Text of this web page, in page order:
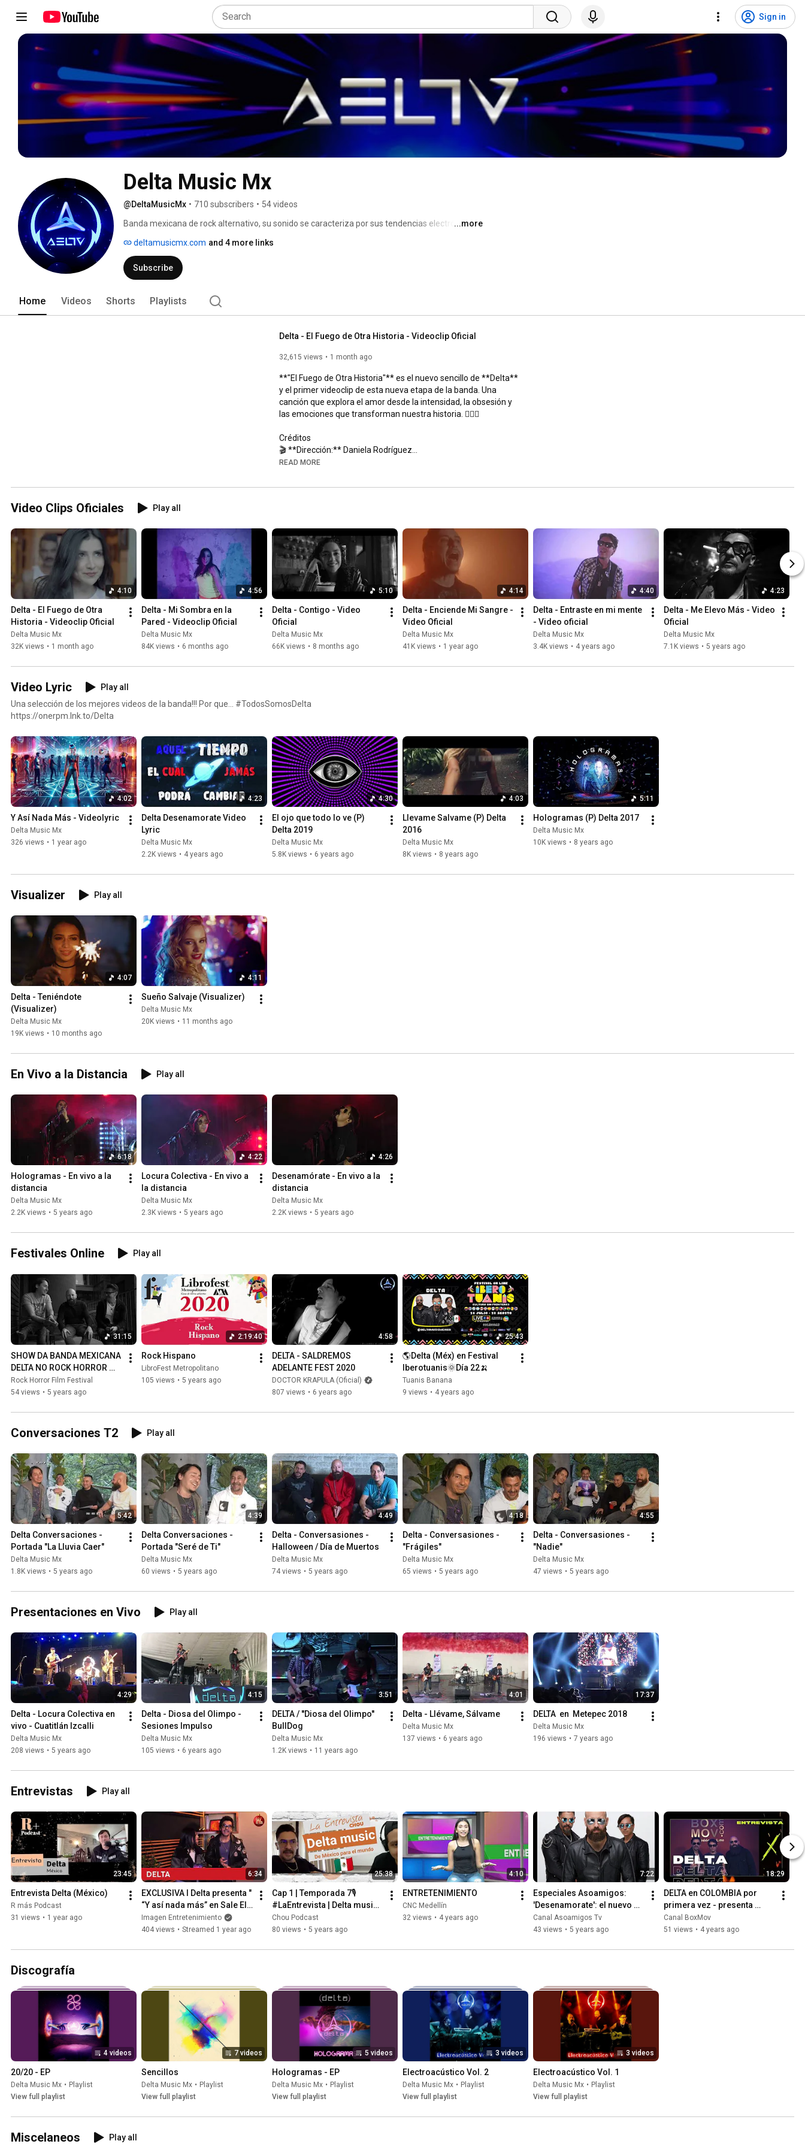
Sign in
Delta Music Mx
@DeltaMusicMx • 710 subscribers • 54 videos
Banda mexicana de rock alternativo, su sonido se caracteriza por sus tendencias electrónicas y
...more
deltamusicmx.com and 4 more links
Subscribe
Home Videos Shorts Playlists
Delta - El Fuego de Otra Historia - Videoclip Oficial
32,615 views 1 month ago
**"El Fuego de Otra Historia"** es el nuevo sencillo de **Delta**
y el primer videoclip de esta nueva etapa de la banda. Una
canción que explora el amor desde la intensidad, la obsesión y
las emociones que transforman nuestra historia. ❤️‍🔥🎸
Créditos
🎬 **Dirección:** Daniela Rodríguez
📸 **Dirección de Fotografía:** Black Halo Photography
💃 **Actuación:** Steicy Suárez y Juan Carlos Tavera
lanzamientos.
Déjanos en los comentarios qué fue lo que más te gustó del
videoclip y cuál es tu escena favorita. 🤘🔥
---
Sigue a Delta
📸 Instagram: @deltamusicmexico
📘 Facebook: @deltamusicmx
🎵 TikTok: @deltamusicmexico
🎧 Spotify:
https://open.spotify.com/intl-es/arti...
#Delta#ElFuegoDeOtraHistoria#VideoclipOficial
READ MORE
Video Clips Oficiales Play all
4:10
Delta - El Fuego de Otra
Historia - Videoclip Oficial
Delta Music Mx
32K views • 1 month ago
4:56
Delta - Mi Sombra en la
Pared - Videoclip Oficial
Delta Music Mx
84K views • 6 months ago
5:10
Delta - Contigo - Video
Oficial
Delta Music Mx
66K views • 8 months ago
4:14
Delta - Enciende Mi Sangre -
Video Oficial
Delta Music Mx
41K views • 1 year ago
4:40
Delta - Entraste en mi mente
- Video oficial
Delta Music Mx
3.4K views • 4 years ago
4:23
Delta - Me Elevo Más - Video
Oficial
Delta Music Mx
7.1K views • 5 years ago
Video Lyric
Play all
Una selección de los mejores videos de la banda!!! Por que... #TodosSomosDelta
https://onerpm.lnk.to/Delta
4:02
Y Así Nada Más - Videolyric
Delta Music Mx
326 views • 1 year ago
4:23
Delta Desenamorate Video
Lyric
Delta Music Mx
2.2K views • 4 years ago
4:30
El ojo que todo lo ve (P)
Delta 2019
Delta Music Mx
5.8K views • 6 years ago
4:03
Llevame Salvame (P) Delta
2016
Delta Music Mx
8K views • 8 years ago
5:11
Hologramas (P) Delta 2017
Delta Music Mx
10K views • 8 years ago
Visualizer Play all
4:07
Delta - Teniéndote
(Visualizer)
Delta Music Mx
19K views • 10 months ago
4:11
Sueño Salvaje (Visualizer)
Delta Music Mx
20K views • 11 months ago
En Vivo a la Distancia Play all
6:18
Hologramas - En vivo a la
distancia
Delta Music Mx
2.2K views • 5 years ago
4:22
Locura Colectiva - En vivo a
la distancia
Delta Music Mx
2.3K views • 5 years ago
4:26
Desenamórate - En vivo a la
distancia
Delta Music Mx
2.2K views • 5 years ago
Festivales Online Play all
31:15
SHOW DA BANDA MEXICANA
DELTA NO ROCK HORROR
FILM FESTIVAL 2020
Rock Horror Film Festival
54 views • 5 years ago
2:19:40
Rock Hispano
LibroFest Metropolitano
105 views • 5 years ago
4:58
DELTA - SALDREMOS
ADELANTE FEST 2020
DOCTOR KRAPULA (Oficial)
807 views • 6 years ago
25:43
🌎Delta (Méx) en Festival
Iberotuanis🌞Día 22🍌
Tuanis Banana
9 views • 4 years ago
Conversaciones T2 Play all
5:42
Delta Conversaciones -
Portada "La Lluvia Caer"
Delta Music Mx
1.8K views • 5 years ago
4:39
Delta Conversaciones -
Portada "Seré de Ti"
Delta Music Mx
60 views • 5 years ago
4:49
Delta - Conversasiones -
Halloween / Día de Muertos
Delta Music Mx
74 views • 5 years ago
4:18
Delta - Conversasiones -
"Frágiles"
Delta Music Mx
65 views • 5 years ago
4:55
Delta - Conversasiones -
"Nadie"
Delta Music Mx
47 views • 5 years ago
Presentaciones en Vivo Play all
4:29
Delta - Locura Colectiva en
vivo - Cuatitlán Izcalli
Delta Music Mx
208 views • 5 years ago
4:15
Delta - Diosa del Olimpo -
Sesiones Impulso
Delta Music Mx
105 views • 6 years ago
3:51
DELTA / ''Diosa del Olimpo''
BullDog
Delta Music Mx
1.2K views • 11 years ago
4:01
Delta - Llévame, Sálvame
Delta Music Mx
137 views • 6 years ago
17:37
DELTA  en  Metepec 2018
Delta Music Mx
196 views • 7 years ago
Entrevistas Play all
23:45
Entrevista Delta (México)
R más Podcast
31 views • 1 year ago
6:34
EXCLUSIVA I Delta presenta "
“Y así nada más” en Sale El
Sol Live
Imagen Entretenimiento
404 views • Streamed 1 year ago
25:38
Cap 1 | Temporada 7🎙
#LaEntrevista | Delta music:
De México para el mundo ⚡
Chou Podcast
80 views • 5 years ago
4:10
ENTRETENIMIENTO
CNC Medellín
32 views • 4 years ago
7:22
Especiales Asoamigos:
'Desenamorate': el nuevo
sencillo de los mexicanos
de DELTA
Canal Asoamigos Tv
43 views • 5 years ago
18:29
DELTA en COLOMBIA por
primera vez - presenta
ENTRASTE EN MI MENTE -
entrevista
Canal BoxMov
51 views • 4 years ago
Discografía
4 videos
20/20 - EP
Delta Music Mx • Playlist
View full playlist
7 videos
Sencillos
Delta Music Mx • Playlist
View full playlist
5 videos
Hologramas - EP
Delta Music Mx • Playlist
View full playlist
3 videos
Electroacústico Vol. 2
Delta Music Mx • Playlist
View full playlist
3 videos
Electroacústico Vol. 1
Delta Music Mx • Playlist
View full playlist
Miscelaneos Play all